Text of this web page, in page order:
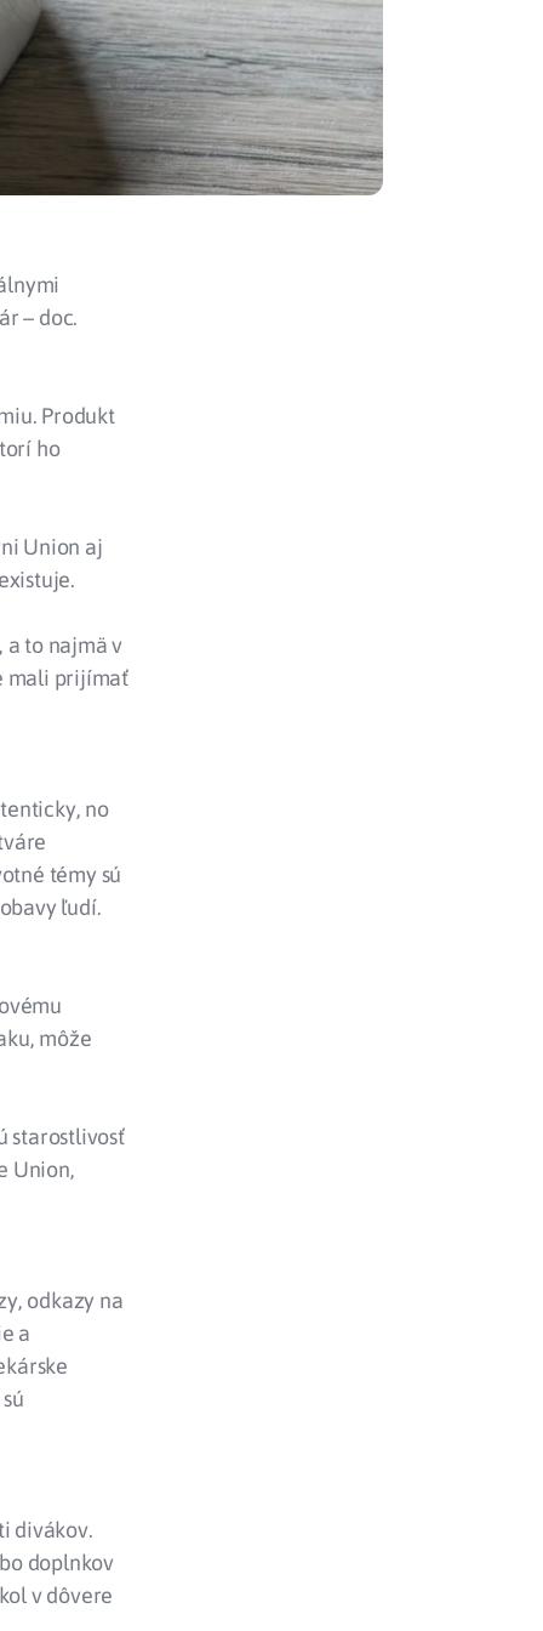
– doc.
Produkt
ho
Union aj
to najmä v
mali prijímať
no
témy sú
ľudí.
môže
starostlivosť
Union,
odkazy na
a
divákov.
doplnkov
v dôvere